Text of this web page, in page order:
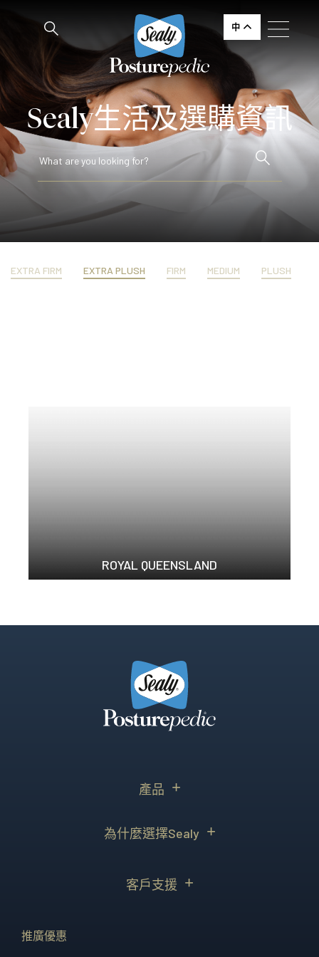
中
Sealy生活及選購資訊
EXTRA FIRM EXTRA PLUSH FIRM MEDIUM PLUSH
ROYAL QUEENSLAND
產品
為什麼選擇Sealy
客戶支援
推廣優惠